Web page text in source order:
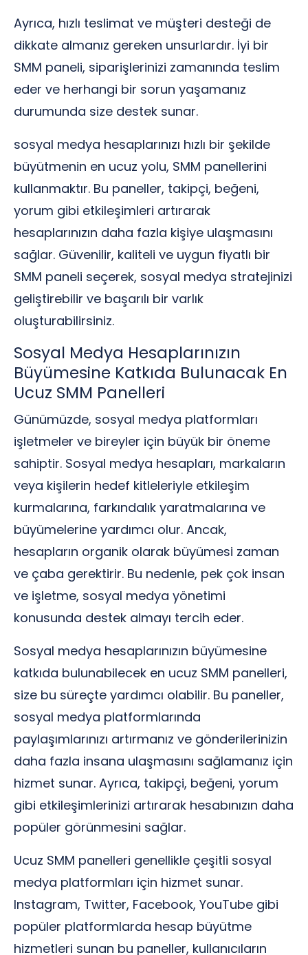
Ayrıca, hızlı teslimat ve müşteri desteği de
dikkate almanız gereken unsurlardır. İyi bir
SMM paneli, siparişlerinizi zamanında teslim
eder ve herhangi bir sorun yaşamanız
durumunda size destek sunar.
sosyal medya hesaplarınızı hızlı bir şekilde
büyütmenin en ucuz yolu, SMM panellerini
kullanmaktır. Bu paneller, takipçi, beğeni,
yorum gibi etkileşimleri artırarak
hesaplarınızın daha fazla kişiye ulaşmasını
sağlar. Güvenilir, kaliteli ve uygun fiyatlı bir
SMM paneli seçerek, sosyal medya stratejinizi
geliştirebilir ve başarılı bir varlık
oluşturabilirsiniz.
Sosyal Medya Hesaplarınızın
Büyümesine Katkıda Bulunacak En
Ucuz SMM Panelleri
Günümüzde, sosyal medya platformları
işletmeler ve bireyler için büyük bir öneme
sahiptir. Sosyal medya hesapları, markaların
veya kişilerin hedef kitleleriyle etkileşim
kurmalarına, farkındalık yaratmalarına ve
büyümelerine yardımcı olur. Ancak,
hesapların organik olarak büyümesi zaman
ve çaba gerektirir. Bu nedenle, pek çok insan
ve işletme, sosyal medya yönetimi
konusunda destek almayı tercih eder.
Sosyal medya hesaplarınızın büyümesine
katkıda bulunabilecek en ucuz SMM panelleri,
size bu süreçte yardımcı olabilir. Bu paneller,
sosyal medya platformlarında
paylaşımlarınızı artırmanız ve gönderilerinizin
daha fazla insana ulaşmasını sağlamanız için
hizmet sunar. Ayrıca, takipçi, beğeni, yorum
gibi etkileşimlerinizi artırarak hesabınızın daha
popüler görünmesini sağlar.
Ucuz SMM panelleri genellikle çeşitli sosyal
medya platformları için hizmet sunar.
Instagram, Twitter, Facebook, YouTube gibi
popüler platformlarda hesap büyütme
hizmetleri sunan bu paneller, kullanıcıların